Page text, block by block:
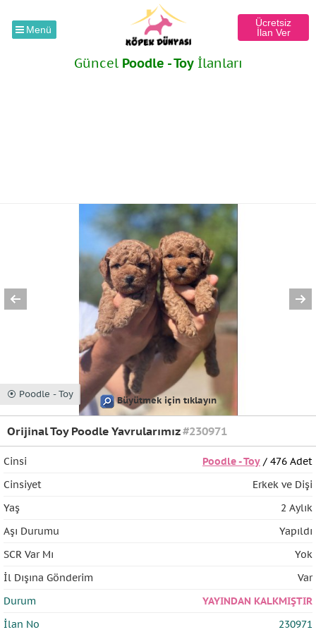
Menü
Ücretsiz
İlan Ver
Güncel Poodle - Toyİlanları
⦿ Poodle - Toy
Büyütmek için tıklayın
Orijinal Toy Poodle Yavrularımız#230971
Cinsi Poodle - Toy/ 476 Adet
Cinsiyet
Erkek ve Dişi
Yaş
2 Aylık
Aşı Durumu
Yapıldı
SCR Var Mı
Yok
İl Dışına Gönderim
Var
Durum
YAYINDAN KALKMIŞTIR
İlan No
230971